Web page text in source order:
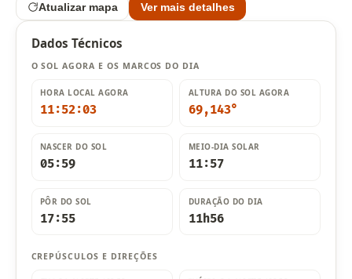
Atualizar mapa Ver mais detalhes
Dados Técnicos
O SOL AGORA E OS MARCOS DO DIA
HORA LOCAL AGORA
11:52:05
ALTURA DO SOL AGORA
69,143°
NASCER DO SOL
05:59
MEIO-DIA SOLAR
11:57
PÔR DO SOL
17:55
DURAÇÃO DO DIA
11h56
CREPÚSCULOS E DIREÇÕES